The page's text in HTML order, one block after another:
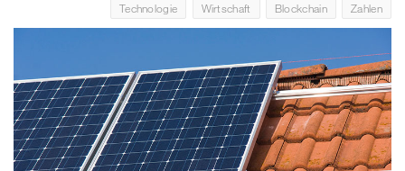
Technologie
Wirtschaft Blockchain Zahlen